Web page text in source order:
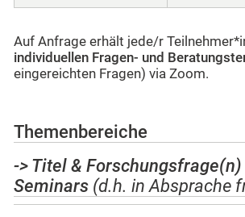
Auf Anfrage erhält jede/r
individuellen Fragen- und
eingereichten Fragen) via Zoom.
Themenbereiche
-> Titel &
Seminars (d.h. in Absprache